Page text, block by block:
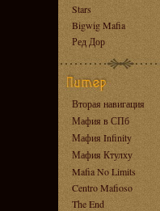
Stars
Bigwig Mafia
Ред Дор
Вторая навигация
Мафия в СПб
Мафия Infinity
Мафия Ктулху
Mafia No Limits
Centro Mafioso
The End